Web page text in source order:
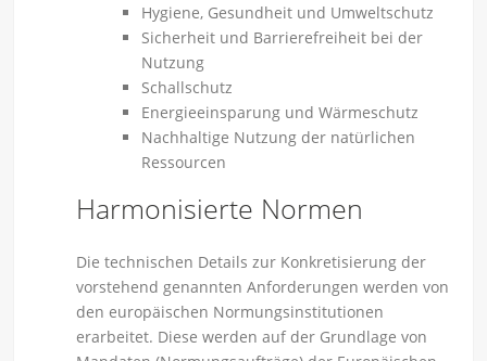
Hygiene, Gesundheit und Umweltschutz
Sicherheit und Barrierefreiheit bei der
Nutzung
Schallschutz
Energieeinsparung und Wärmeschutz
Nachhaltige Nutzung der natürlichen
Ressourcen
Harmonisierte Normen
Die technischen Details zur Konkretisierung der
vorstehend genannten Anforderungen werden von
den europäischen Normungsinstitutionen
erarbeitet. Diese werden auf der Grundlage von